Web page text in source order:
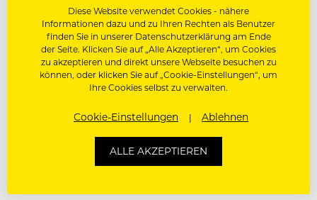
Diese Website verwendet Cookies - nähere
Informationen dazu und zu Ihren Rechten als Benutzer
finden Sie in unserer Datenschutzerklärung am Ende
der Seite. Klicken Sie auf „Alle Akzeptieren“, um Cookies
zu akzeptieren und direkt unsere Webseite besuchen zu
können, oder klicken Sie auf „Cookie-Einstellungen“, um
Ihre Cookies selbst zu verwalten.
Cookie-Einstellungen Ablehnen
ALLE AKZEPTIEREN